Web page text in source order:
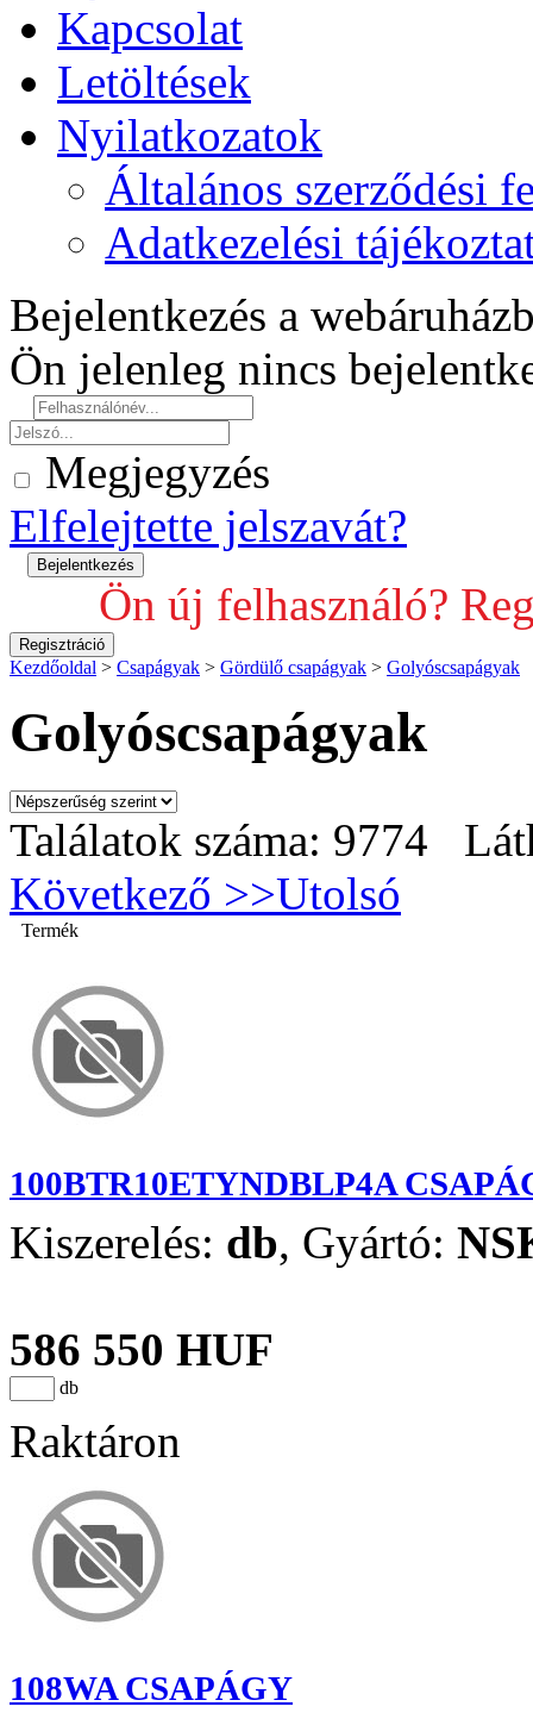
Kapcsolat
Letöltések
Nyilatkozatok
Általános szerződési
Adatkezelési
Bejelentkezés a
Ön jelenleg nincs
Megjegyzés
Elfelejtette jelszavát?
Ön új felhasználó?
Kezdőoldal > Csapágyak > Gördülő csapágyak > Golyóscsapágyak
Golyóscsapágyak
Találatok száma: 9774
Következő >>Utolsó
Termék
100BTR10ETYNDBLP4A
Kiszerelés: db, Gyártó:
586 550 HUF
db
Raktáron
108WA CSAPÁGY